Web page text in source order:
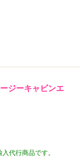
ジーキャビンエ
代行商品です。